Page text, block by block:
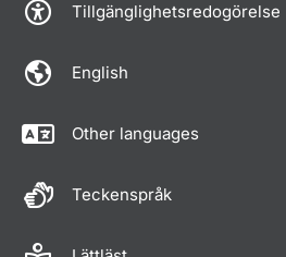
Tillgänglighetsredogörelse
English
Other languages
Teckenspråk